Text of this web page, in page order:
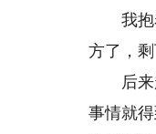
我抱着
方了，
后来赶
事情就